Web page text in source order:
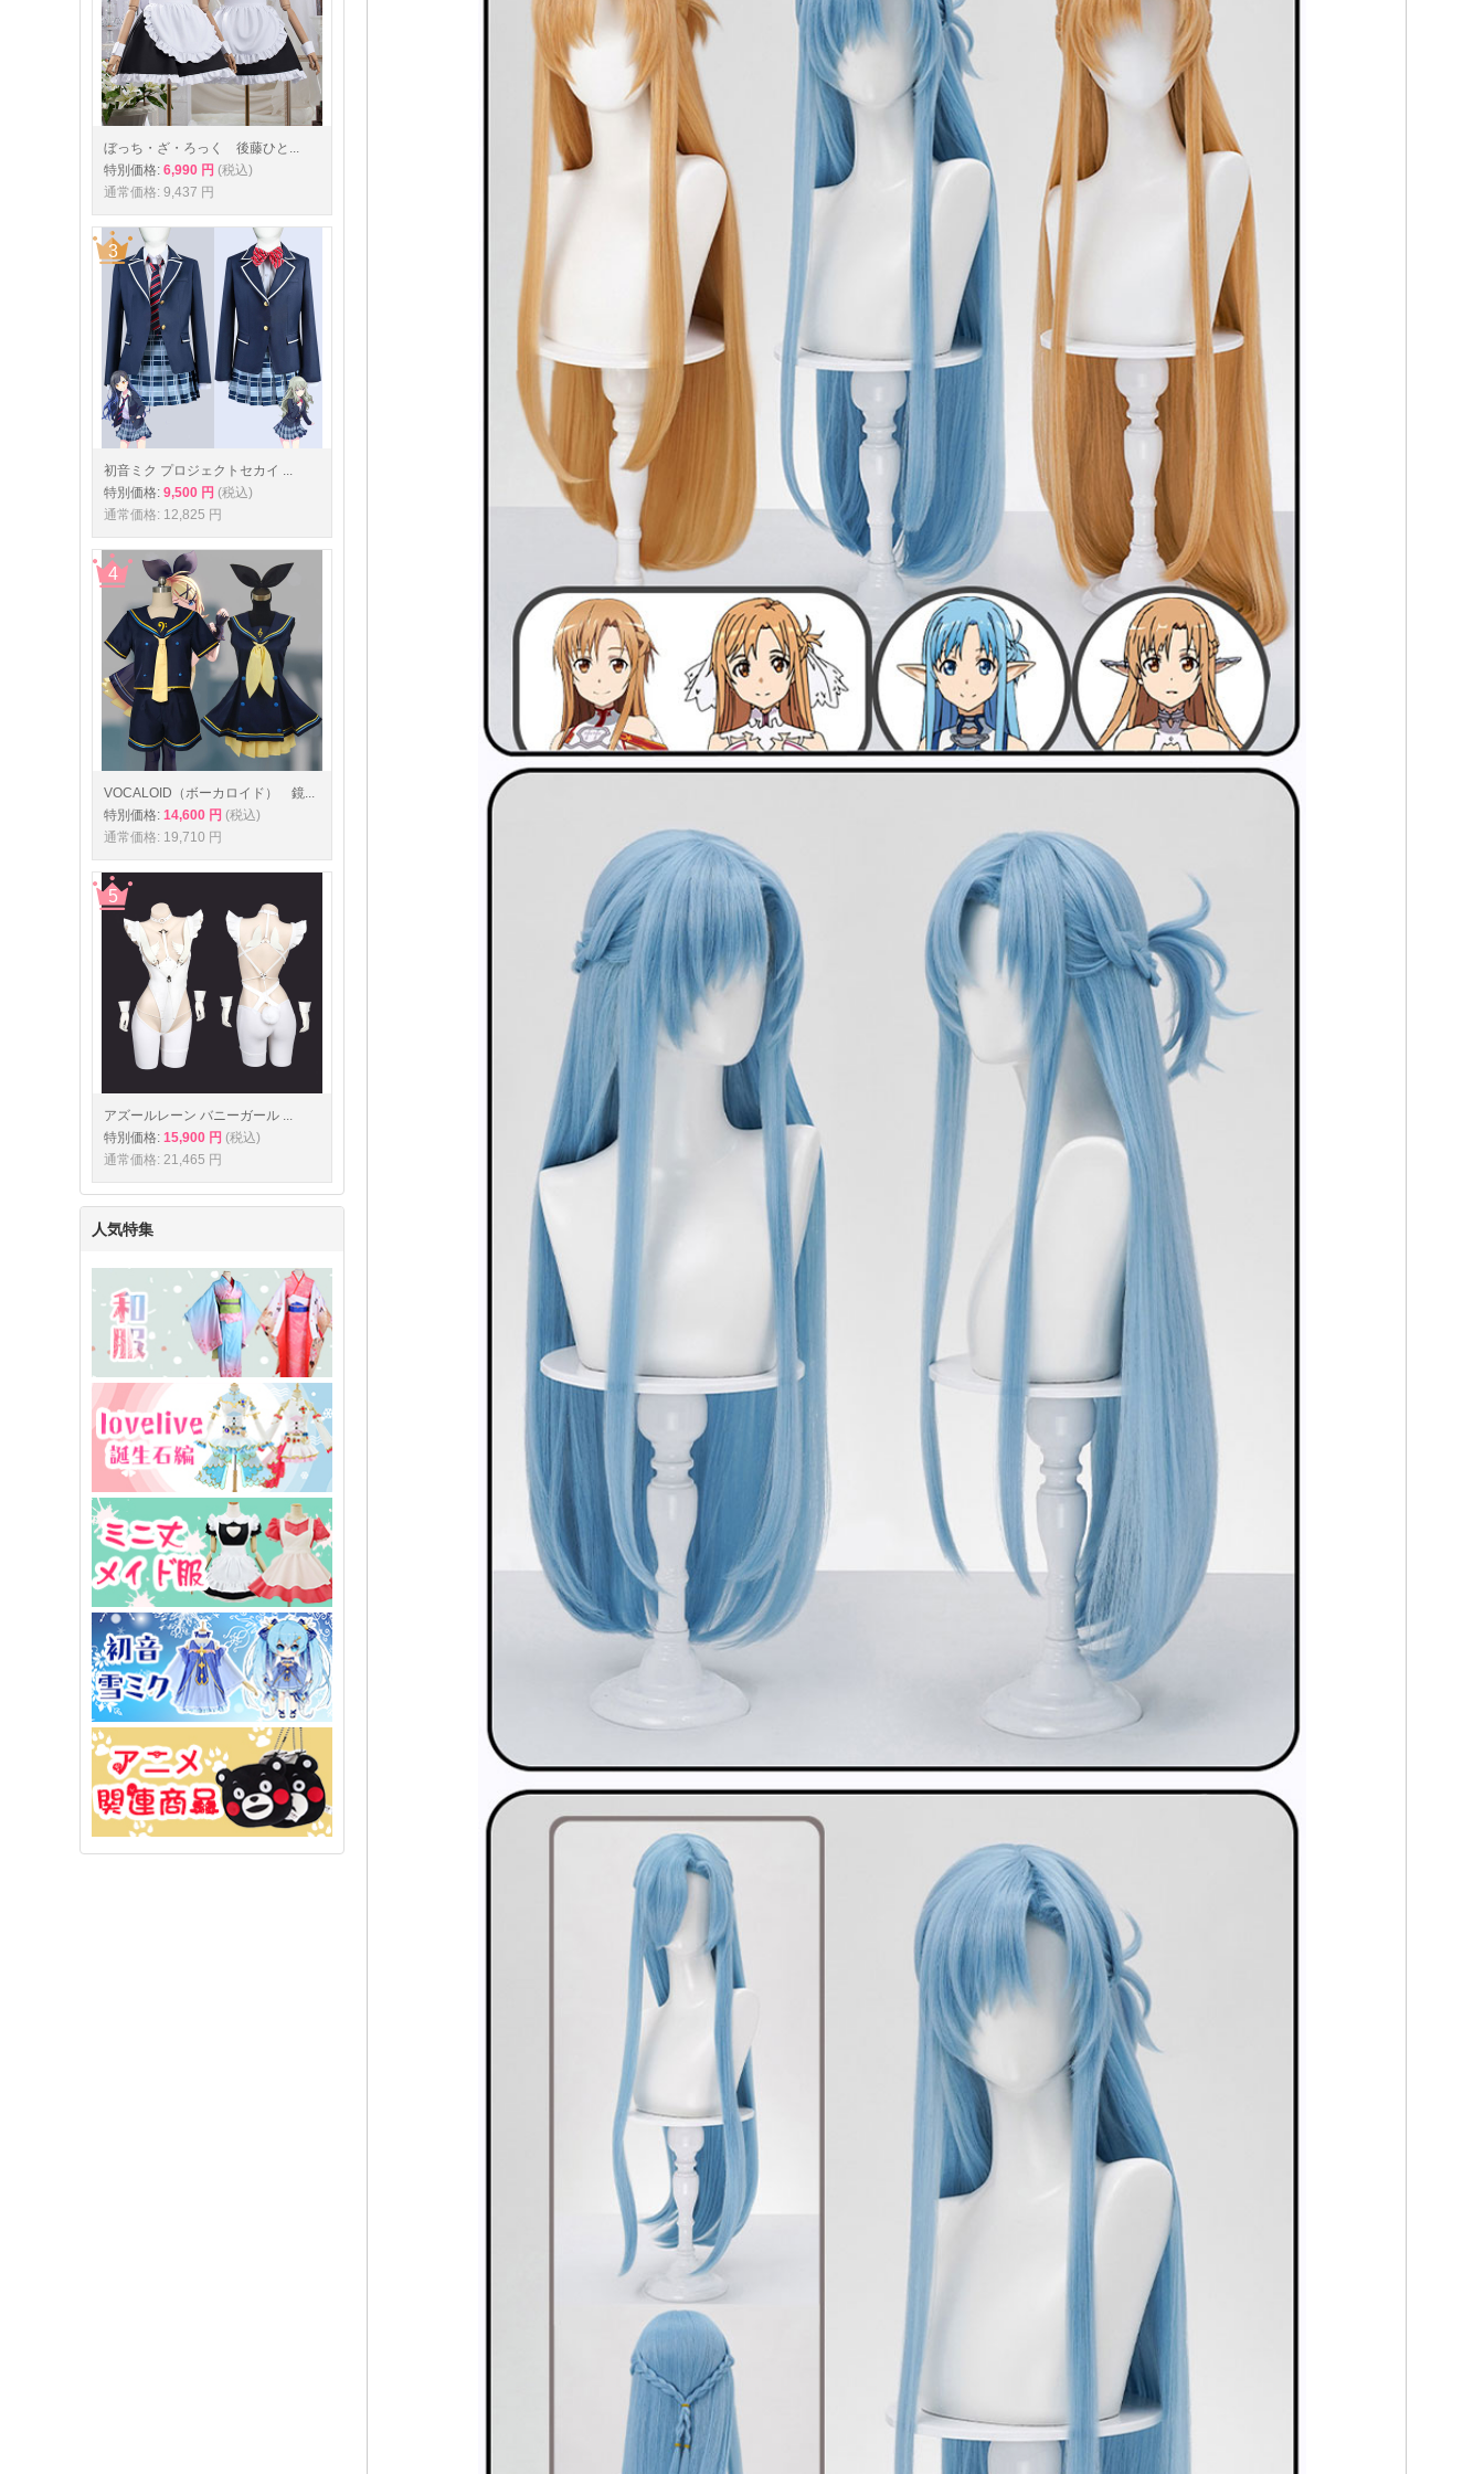
ぼっち・ざ・ろっく 後藤ひと...
特別価格: 6,990 円 (税込)
通常価格: 9,437 円
初音ミク プロジェクトセカイ ...
特別価格: 9,500 円 (税込)
通常価格: 12,825 円
VOCALOID（ボーカロイド） 鏡...
特別価格: 14,600 円 (税込)
通常価格: 19,710 円
アズールレーン バニーガール ...
特別価格: 15,900 円 (税込)
通常価格: 21,465 円
人気特集